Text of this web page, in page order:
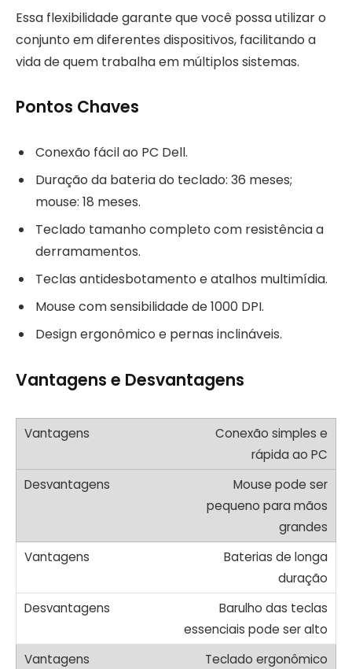
Essa flexibilidade garante que você possa utilizar o
conjunto em diferentes dispositivos, facilitando a
vida de quem trabalha em múltiplos sistemas.
Pontos Chaves
Conexão fácil ao PC Dell.
Duração da bateria do teclado: 36 meses;
mouse: 18 meses.
Teclado tamanho completo com resistência a
derramamentos.
Teclas antidesbotamento e atalhos multimídia.
Mouse com sensibilidade de 1000 DPI.
Design ergonômico e pernas inclináveis.
Vantagens e Desvantagens
Conexão simples e
rápida ao PC
Mouse pode ser
pequeno para mãos
grandes
Baterias de longa
duração
Barulho das teclas
essenciais pode ser alto
Teclado ergonômico